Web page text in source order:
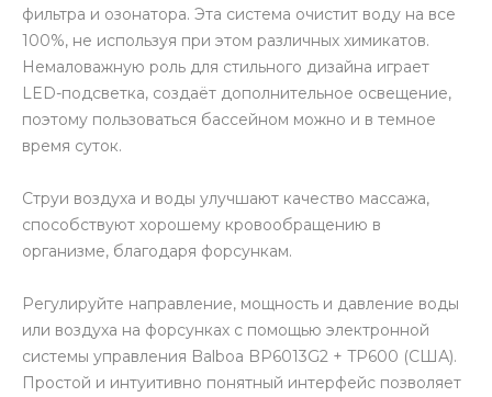
фильтра и озонатора. Эта система очистит воду на все
100%, не используя при этом различных химикатов.
Немаловажную роль для стильного дизайна играет
LED-подсветка, создаёт дополнительное освещение,
поэтому пользоваться бассейном можно и в темное
время суток.
Струи воздуха и воды улучшают качество массажа,
способствуют хорошему кровообращению в
организме, благодаря форсункам.
Регулируйте направление, мощность и давление воды
или воздуха на форсунках с помощью электронной
системы управления Balboa BP6013G2 + TP600 (США).
Простой и интуитивно понятный интерфейс позволяет